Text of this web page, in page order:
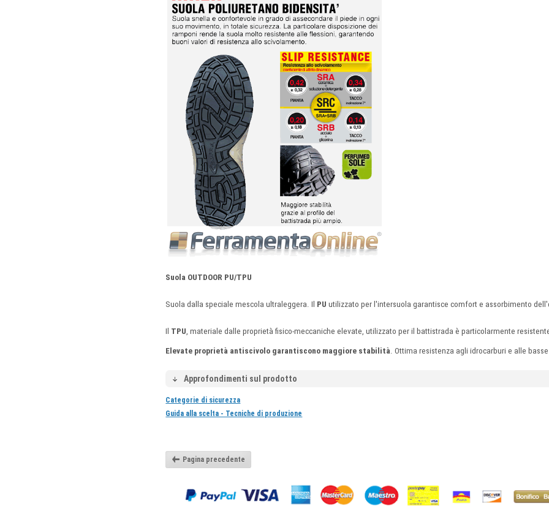
Suola OUTDOOR PU/TPU
Suola dalla speciale mescola ultraleggera. Il PU utilizzato per l'intersuola garantisce comfort e assorbimento
Il TPU, materiale dalle proprietà fisico-meccaniche elevate, utilizzato per il battistrada è particolarmente
Elevate proprietà antiscivolo garantiscono maggiore stabilità. Ottima resistenza agli idrocarburi e alle
Approfondimenti sul prodotto
Categorie di sicurezza
Guida alla scelta - Tecniche di produzione
Pagina precedente